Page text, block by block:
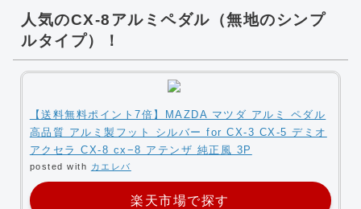
人気のCX-8アルミペダル（無地のシンプ
ルタイプ）！
【送料無料ポイント7倍】MAZDA マツダ アルミ ペダル
高品質 アルミ製フット シルバー for CX-3 CX-5 デミオ
アクセラ CX-8 cx−8 アテンザ 純正風 3P
posted with カエレバ
楽天市場で探す